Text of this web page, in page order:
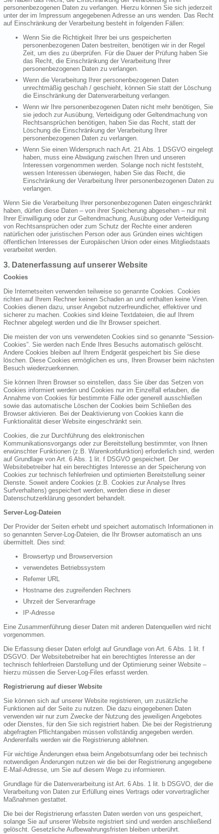
personenbezogenen Daten zu verlangen. Hierzu können Sie sich jederzeit
unter der im Impressum angegebenen Adresse an uns wenden. Das Recht
auf Einschränkung der Verarbeitung besteht in folgenden Fällen:
Wenn Sie die Richtigkeit Ihrer bei uns gespeicherten
personenbezogenen Daten bestreiten, benötigen wir in der Regel
Zeit, um dies zu überprüfen. Für die Dauer der Prüfung haben Sie
das Recht, die Einschränkung der Verarbeitung Ihrer
personenbezogenen Daten zu verlangen.
Wenn die Verarbeitung Ihrer personenbezogenen Daten
unrechtmäßig geschah / geschieht, können Sie statt der Löschung
die Einschränkung der Datenverarbeitung verlangen.
Wenn wir Ihre personenbezogenen Daten nicht mehr benötigen, Sie
sie jedoch zur Ausübung, Verteidigung oder Geltendmachung von
Rechtsansprüchen benötigen, haben Sie das Recht, statt der
Löschung die Einschränkung der Verarbeitung Ihrer
personenbezogenen Daten zu verlangen.
Wenn Sie einen Widerspruch nach Art. 21 Abs. 1 DSGVO eingelegt
haben, muss eine Abwägung zwischen Ihren und unseren
Interessen vorgenommen werden. Solange noch nicht feststeht,
wessen Interessen überwiegen, haben Sie das Recht, die
Einschränkung der Verarbeitung Ihrer personenbezogenen Daten zu
verlangen.
Wenn Sie die Verarbeitung Ihrer personenbezogenen Daten eingeschränkt
haben, dürfen diese Daten – von ihrer Speicherung abgesehen – nur mit
Ihrer Einwilligung oder zur Geltendmachung, Ausübung oder Verteidigung
von Rechtsansprüchen oder zum Schutz der Rechte einer anderen
natürlichen oder juristischen Person oder aus Gründen eines wichtigen
öffentlichen Interesses der Europäischen Union oder eines Mitgliedstaats
verarbeitet werden.
3. Datenerfassung auf unserer Website
Cookies
Die Internetseiten verwenden teilweise so genannte Cookies. Cookies
richten auf Ihrem Rechner keinen Schaden an und enthalten keine Viren.
Cookies dienen dazu, unser Angebot nutzerfreundlicher, effektiver und
sicherer zu machen. Cookies sind kleine Textdateien, die auf Ihrem
Rechner abgelegt werden und die Ihr Browser speichert.
Die meisten der von uns verwendeten Cookies sind so genannte “Session-
Cookies”. Sie werden nach Ende Ihres Besuchs automatisch gelöscht.
Andere Cookies bleiben auf Ihrem Endgerät gespeichert bis Sie diese
löschen. Diese Cookies ermöglichen es uns, Ihren Browser beim nächsten
Besuch wiederzuerkennen.
Sie können Ihren Browser so einstellen, dass Sie über das Setzen von
Cookies informiert werden und Cookies nur im Einzelfall erlauben, die
Annahme von Cookies für bestimmte Fälle oder generell ausschließen
sowie das automatische Löschen der Cookies beim Schließen des
Browser aktivieren. Bei der Deaktivierung von Cookies kann die
Funktionalität dieser Website eingeschränkt sein.
Cookies, die zur Durchführung des elektronischen
Kommunikationsvorgangs oder zur Bereitstellung bestimmter, von Ihnen
erwünschter Funktionen (z.B. Warenkorbfunktion) erforderlich sind, werden
auf Grundlage von Art. 6 Abs. 1 lit. f DSGVO gespeichert. Der
Websitebetreiber hat ein berechtigtes Interesse an der Speicherung von
Cookies zur technisch fehlerfreien und optimierten Bereitstellung seiner
Dienste. Soweit andere Cookies (z.B. Cookies zur Analyse Ihres
Surfverhaltens) gespeichert werden, werden diese in dieser
Datenschutzerklärung gesondert behandelt.
Server-Log-Dateien
Der Provider der Seiten erhebt und speichert automatisch Informationen in
so genannten Server-Log-Dateien, die Ihr Browser automatisch an uns
übermittelt. Dies sind:
Browsertyp und Browserversion
verwendetes Betriebssystem
Referrer URL
Hostname des zugreifenden Rechners
Uhrzeit der Serveranfrage
IP-Adresse
Eine Zusammenführung dieser Daten mit anderen Datenquellen wird nicht
vorgenommen.
Die Erfassung dieser Daten erfolgt auf Grundlage von Art. 6 Abs. 1 lit. f
DSGVO. Der Websitebetreiber hat ein berechtigtes Interesse an der
technisch fehlerfreien Darstellung und der Optimierung seiner Website –
hierzu müssen die Server-Log-Files erfasst werden.
Registrierung auf dieser Website
Sie können sich auf unserer Website registrieren, um zusätzliche
Funktionen auf der Seite zu nutzen. Die dazu eingegebenen Daten
verwenden wir nur zum Zwecke der Nutzung des jeweiligen Angebotes
oder Dienstes, für den Sie sich registriert haben. Die bei der Registrierung
abgefragten Pflichtangaben müssen vollständig angegeben werden.
Anderenfalls werden wir die Registrierung ablehnen.
Für wichtige Änderungen etwa beim Angebotsumfang oder bei technisch
notwendigen Änderungen nutzen wir die bei der Registrierung angegebene
E-Mail-Adresse, um Sie auf diesem Wege zu informieren.
Grundlage für die Datenverarbeitung ist Art. 6 Abs. 1 lit. b DSGVO, der die
Verarbeitung von Daten zur Erfüllung eines Vertrags oder vorvertraglicher
Maßnahmen gestattet.
Die bei der Registrierung erfassten Daten werden von uns gespeichert,
solange Sie auf unserer Website registriert sind und werden anschließend
gelöscht. Gesetzliche Aufbewahrungsfristen bleiben unberührt.